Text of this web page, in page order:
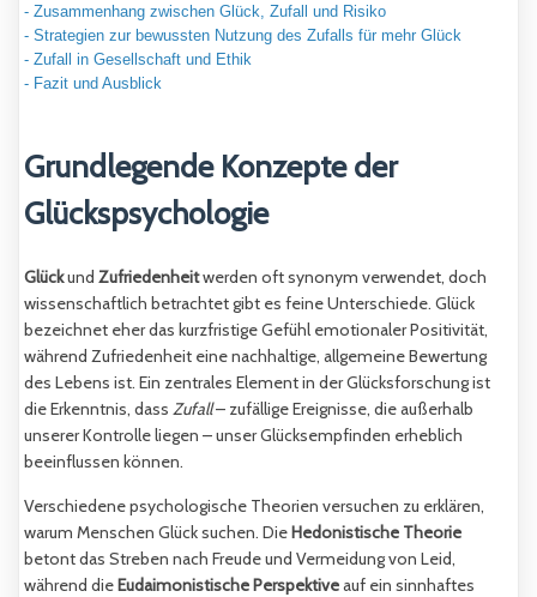
- Zusammenhang zwischen Glück, Zufall und Risiko
- Strategien zur bewussten Nutzung des Zufalls für mehr Glück
- Zufall in Gesellschaft und Ethik
- Fazit und Ausblick
Grundlegende Konzepte der
Glückspsychologie
Glückund Zufriedenheitwerden oft synonym verwendet, doch
wissenschaftlich betrachtet gibt es feine Unterschiede. Glück
bezeichnet eher das kurzfristige Gefühl emotionaler Positivität,
während Zufriedenheit eine nachhaltige, allgemeine Bewertung
des Lebens ist. Ein zentrales Element in der Glücksforschung ist
die Erkenntnis, dass Zufall– zufällige Ereignisse, die außerhalb
unserer Kontrolle liegen – unser Glücksempfinden erheblich
beeinflussen können.
Verschiedene psychologische Theorien versuchen zu erklären,
warum Menschen Glück suchen. DieHedonistische Theorie
betont das Streben nach Freude und Vermeidung von Leid,
während dieEudaimonistische Perspektiveauf ein sinnhaftes